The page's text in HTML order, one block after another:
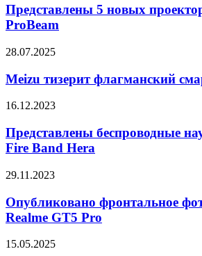
новых
проекторов
серии
ProBeam
Представлены 5 новых
ProBeam
Meizu
флагманский
смартфон
Meizu
28.07.2025
Meizu тизерит флагманский
Представлены
наушники
Fire-
Boltt
Band
16.12.2023
Представлены беспроводные
Fire Band Hera
Опубликовано
фото
смартфона
Realme
Pro
29.11.2023
Опубликовано фронтальное
Realme GT5 Pro
13
15.05.2025